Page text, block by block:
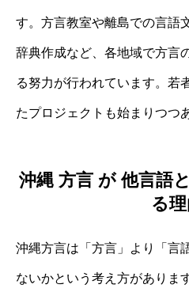
す。方言教室や離島での言語
辞典作成など、各地域で方言
る努力が行われています。若
たプロジェクトも始まりつつ
沖縄 方言 が 他言語
る
沖縄方言は「方言」より「言
ないかという考え方がありま